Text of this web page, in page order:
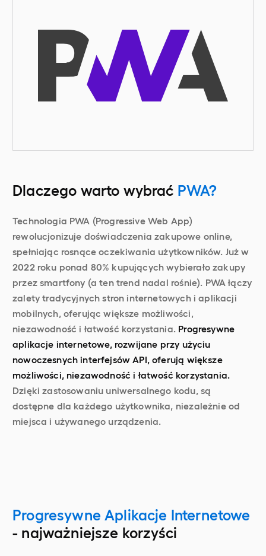
Dlaczego warto wybrać PWA?
Technologia PWA (Progressive Web App)
rewolucjonizuje doświadczenia zakupowe online,
spełniając rosnące oczekiwania użytkowników. Już w
2022 roku ponad 80% kupujących wybierało zakupy
przez smartfony (a ten trend nadal rośnie). PWA łączy
zalety tradycyjnych stron internetowych i aplikacji
mobilnych, oferując większe możliwości,
niezawodność i łatwość korzystania. Progresywne
aplikacje internetowe, rozwijane przy użyciu
nowoczesnych interfejsów API, oferują większe
możliwości, niezawodność i łatwość korzystania.
Dzięki zastosowaniu uniwersalnego kodu, są
dostępne dla każdego użytkownika, niezależnie od
miejsca i używanego urządzenia.
Progresywne Aplikacje Internetowe
- najważniejsze korzyści